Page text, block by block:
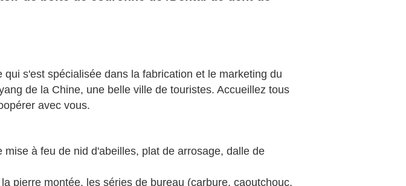
s'est spécialisée dans la fabrication et le marketing du
de la Chine, une belle ville de touristes. Accueillez tous
avec vous.
à feu de nid d'abeilles, plat de arrosage, dalle de
pierre montée, les séries de bureau (carbure, caoutchouc,